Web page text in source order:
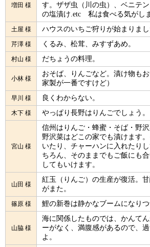
増田 様
す。ザザ虫（川の虫）、ベニテン
の塩漬け.etc 私は食べる気がし
土屋 様 ハウスのいちご狩りが始まりまし
芹澤 様 くるみ、松茸、みすずあめ。
村山 様 だちょうの料理。
小林 様
おそば、りんごなど。漬け物も
家製が一番ですけど）
早川 様 良くわからない。
木下 様 やっぱり長野はりんごでしょう。
宮山 様
信州はりんご・蜂蜜・そば・野沢
野沢菜はどこの家でも漬けます
いたり、チャーハンに入れたり
ちろん、そのままでもご飯にも
してもいけます。
山田 様
紅玉（りんご）の生産が復活。
がまた。
篠原 様 鯉の新巻は静かなブームになり
山脇 様
海に関係したものでは、かんて
ーがなく、満腹感があるので、
よ。